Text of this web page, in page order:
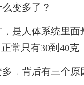
变多了？
人体系统里面
常只有30到40
，背后有三个原